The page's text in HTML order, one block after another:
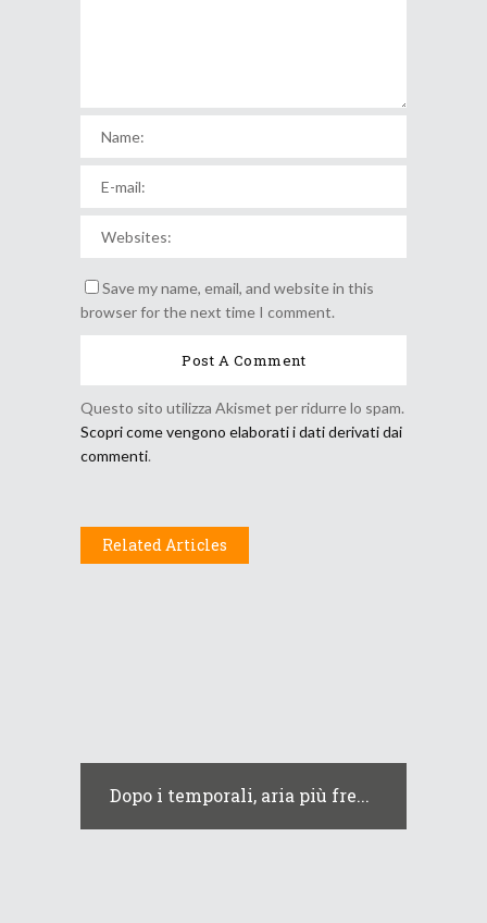
Save my name, email, and website in this
browser for the next time I comment.
Questo sito utilizza Akismet per ridurre lo spam.
Scopri come vengono elaborati i dati derivati dai
commenti.
Related Articles
Dopo i temporali, aria più fre...